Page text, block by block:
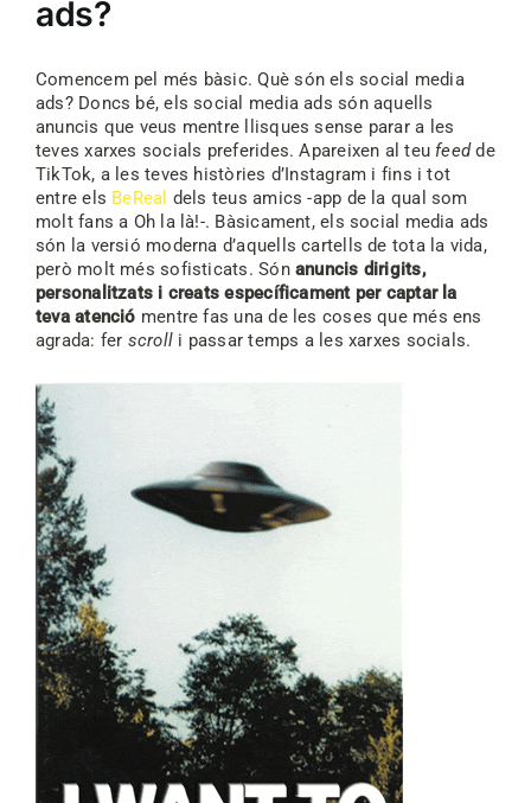
ads?
Comencem pel més bàsic. Què són els social media
ads? Doncs bé, els social media ads són aquells
anuncis que veus mentre llisques sense parar a les
teves xarxes socials preferides. Apareixen al teu feedde
TikTok, a les teves històries d’Instagram i fins i tot
entre els BeReal dels teus amics -app de la qual som
molt fans a Oh la là!-. Bàsicament, els social media ads
són la versió moderna d’aquells cartells de tota la vida,
però molt més sofisticats. Són anuncis dirigits,
personalitzats i creats específicament per captar la
teva atenció mentre fas una de les coses que més ens
agrada: fer scroll i passar temps a les xarxes socials.